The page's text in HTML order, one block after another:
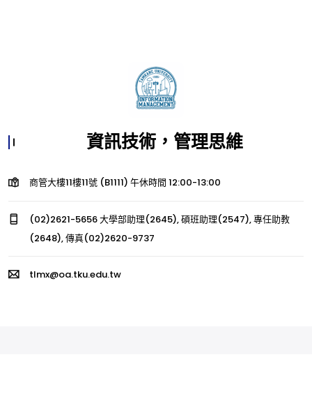
資訊技術，管理思維
商管大樓11樓11號 (B1111) 午休時間 12:00-13:00
(02)2621-5656 大學部助理(2645), 碩班助理(2547), 專任助教
(2648), 傳真(02)2620-9737
tlmx@oa.tku.edu.tw